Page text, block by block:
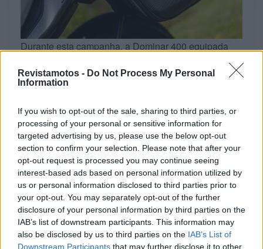
Revistamotos - Do Not Process My Personal
Information
If you wish to opt-out of the sale, sharing to third parties, or
processing of your personal or sensitive information for
targeted advertising by us, please use the below opt-out
section to confirm your selection. Please note that after your
opt-out request is processed you may continue seeing
interest-based ads based on personal information utilized by
us or personal information disclosed to third parties prior to
your opt-out. You may separately opt-out of the further
disclosure of your personal information by third parties on the
IAB’s list of downstream participants. This information may
also be disclosed by us to third parties on the IAB’s List of
Downstream Participants that may further disclose it to other
Durante esta campanha, a Dominar 400 equipada
posicionando-se como uma das propostas mais
para viajar logo à saída do concessionário.
A colaboração entre a Bajaj e a GIVI mostra que
aventurar-se não tem que ser algo caro. Ao juntar a
fiabilidade e simplicidade da Dominar 400 ao
know‑how da GIVI, nasce uma opção sólida para
quem quer começar a explorar estradas sem limites e
tudo isto de forma acessível.